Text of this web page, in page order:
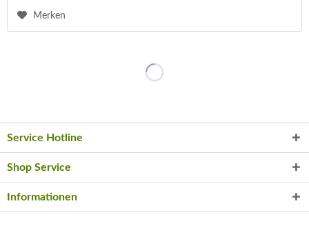
Merken
Service Hotline
Shop Service
Informationen